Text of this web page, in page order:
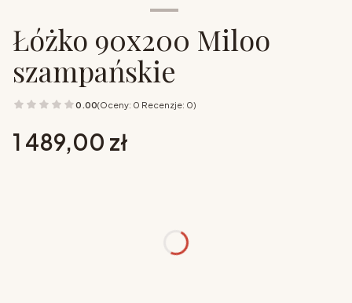
Łóżko 90x200 Miloo
szampańskie
0.00(Oceny: 0 Recenzje: 0)
Cena
1 489,00 zł